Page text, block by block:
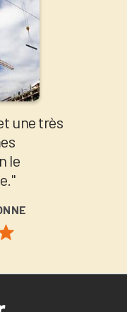
une très
le